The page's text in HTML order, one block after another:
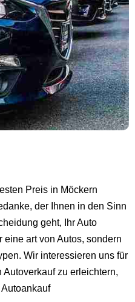
Preis in Möckern
der Ihnen in den Sinn
geht, Ihr Auto
eine art von Autos, sondern
Wir interessieren uns für
zu erleichtern,